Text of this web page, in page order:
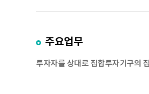
주요업무
투자자를 상대로 집합투자기구의